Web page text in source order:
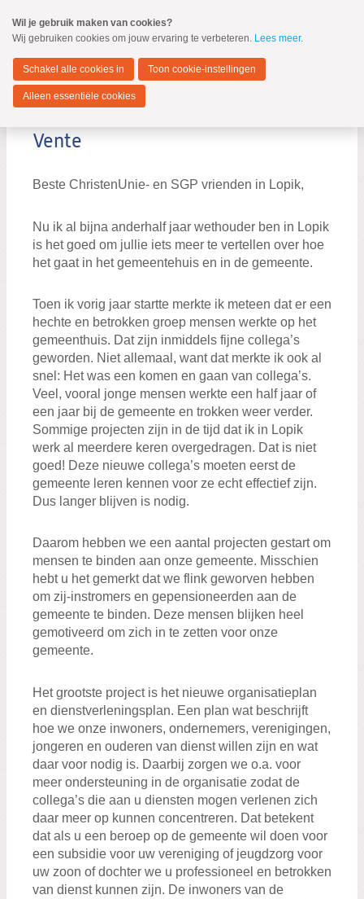
naar
Spring
de
inhoud
Spring
naar
hoofdmenu
Lopik
MENU
Blog
Kandidaten
Zoeken:
Zoeken
Vente
Beste ChristenUnie- en SGP vrienden in Lopik,
Nu ik al bijna anderhalf jaar wethouder ben in Lopik
is het goed om jullie iets meer te vertellen over hoe
het gaat in het gemeentehuis en in de gemeente.
Toen ik vorig jaar startte merkte ik meteen dat er een
hechte en betrokken groep mensen werkte op het
gemeenthuis. Dat zijn inmiddels fijne collega’s
geworden. Niet allemaal, want dat merkte ik ook al
snel: Het was een komen en gaan van collega’s.
Veel, vooral jonge mensen werkte een half jaar of
een jaar bij de gemeente en trokken weer verder.
Sommige projecten zijn in de tijd dat ik in Lopik
werk al meerdere keren overgedragen. Dat is niet
goed! Deze nieuwe collega’s moeten eerst de
gemeente leren kennen voor ze echt effectief zijn.
Dus langer blijven is nodig.
Daarom hebben we een aantal projecten gestart om
mensen te binden aan onze gemeente. Misschien
hebt u het gemerkt dat we flink geworven hebben
om zij-instromers en gepensioneerden aan de
gemeente te binden. Deze mensen blijken heel
gemotiveerd om zich in te zetten voor onze
gemeente.
Het grootste project is het nieuwe organisatieplan
en dienstverleningsplan. Een plan wat beschrijft
hoe we onze inwoners, ondernemers, verenigingen,
jongeren en ouderen van dienst willen zijn en wat
daar voor nodig is. Daarbij zorgen we o.a. voor
meer ondersteuning in de organisatie zodat de
collega’s die aan u diensten mogen verlenen zich
daar meer op kunnen concentreren. Dat betekent
dat als u een beroep op de gemeente wil doen voor
een subsidie voor uw vereniging of jeugdzorg voor
uw zoon of dochter we u professioneel en betrokken
van dienst kunnen zijn. De inwoners van de
Wil je gebruik maken van cookies?
Wij gebruiken cookies om jouw ervaring te verbeteren. Lees meer.
Schakel alle cookies in Toon cookie-instellingen
Alleen essentiële cookies